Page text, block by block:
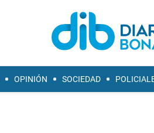
OPINIÓN SOCIEDAD